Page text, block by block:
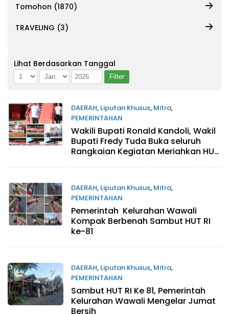
Tomohon (1870)
TRAVELING (3)
Lihat Berdasarkan Tanggal
DAERAH, Liputan Khusus, Mitra,
PEMERINTAHAN
Agustus 8, 2026
Wakili Bupati Ronald Kandoli, Wakil
Bupati Fredy Tuda Buka seluruh
Rangkaian Kegiatan Meriahkan HUT
DAERAH, Liputan Khusus, Mitra,
PEMERINTAHAN
Agustus 8, 2026
Pemerintah Kelurahan Wawali
Kompak Berbenah Sambut HUT RI
ke-81
DAERAH, Liputan Khusus, Mitra,
PEMERINTAHAN
Agustus 7, 2026
Sambut HUT RI Ke 81, Pemerintah
Kelurahan Wawali Mengelar Jumat
Bersih